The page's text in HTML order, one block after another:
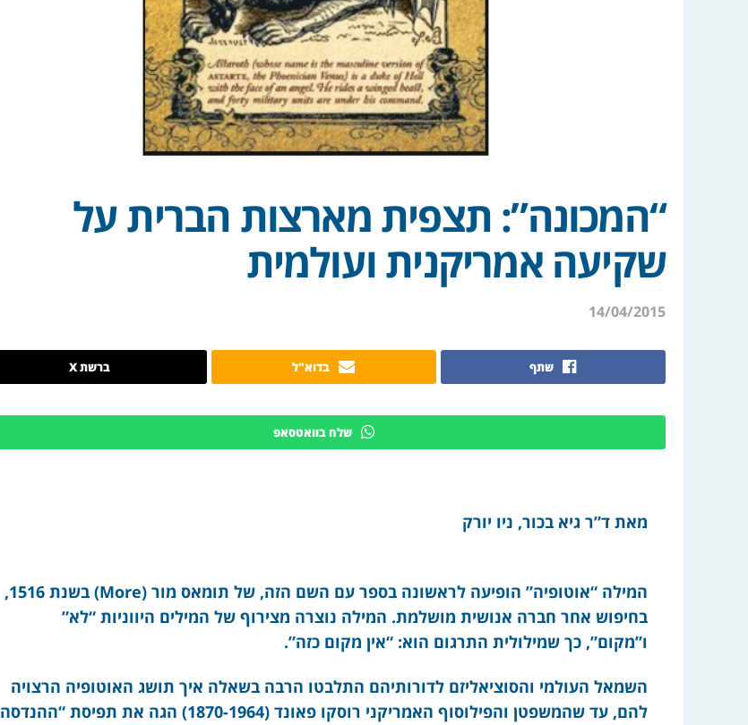
“המכונה”: תצפית מארצות הברית על
שקיעה אמריקנית ועולמית
14/04/2015
שתף בדוא"ל ברשת X
שלח בוואטסאפ
מאת ד”ר גיא בכור, ניו יורק
המילה “אוטופיה” הופיעה לראשונה בספר עם השם הזה, של תומאס מור (
More) בשנת 1516,
בחיפוש אחר חברה אנושית מושלמת. המילה נוצרה מצירוף של המילים היווניות “לא”
ו”מקום”, כך שמילולית התרגום הוא: “אין מקום כזה”.
השמאל העולמי והסוציאליזם לדורותיהם התלבטו הרבה בשאלה איך תושג האוטופיה הרצויה
להם, עד שהמשפטן והפילוסוף האמריקני רוסקו פאונד (1870-1964) הגה את תפיסת “ההנדסה